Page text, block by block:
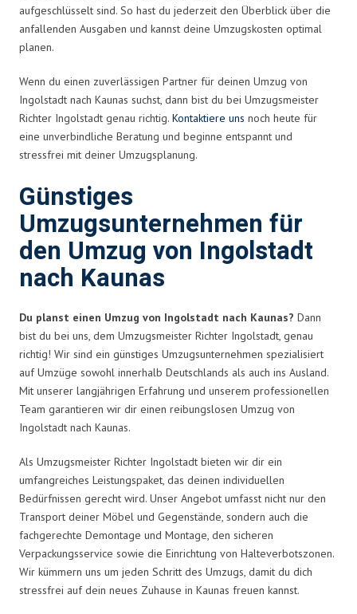
aufgeschlüsselt sind. So hast du jederzeit den Überblick über die
anfallenden Ausgaben und kannst deine Umzugskosten optimal
planen.
Wenn du einen zuverlässigen Partner für deinen Umzug von
Ingolstadt nach Kaunas suchst, dann bist du bei Umzugsmeister
Richter Ingolstadt genau richtig. Kontaktiere uns noch heute für
eine unverbindliche Beratung und beginne entspannt und
stressfrei mit deiner Umzugsplanung.
Günstiges
Umzugsunternehmen für
den Umzug von Ingolstadt
nach Kaunas
Du planst einen Umzug von Ingolstadt nach Kaunas? Dann
bist du bei uns, dem Umzugsmeister Richter Ingolstadt, genau
richtig! Wir sind ein günstiges Umzugsunternehmen spezialisiert
auf Umzüge sowohl innerhalb Deutschlands als auch ins Ausland.
Mit unserer langjährigen Erfahrung und unserem professionellen
Team garantieren wir dir einen reibungslosen Umzug von
Ingolstadt nach Kaunas.
Als Umzugsmeister Richter Ingolstadt bieten wir dir ein
umfangreiches Leistungspaket, das deinen individuellen
Bedürfnissen gerecht wird. Unser Angebot umfasst nicht nur den
Transport deiner Möbel und Gegenstände, sondern auch die
fachgerechte Demontage und Montage, den sicheren
Verpackungsservice sowie die Einrichtung von Halteverbotszonen.
Wir kümmern uns um jeden Schritt des Umzugs, damit du dich
stressfrei auf dein neues Zuhause in Kaunas freuen kannst.